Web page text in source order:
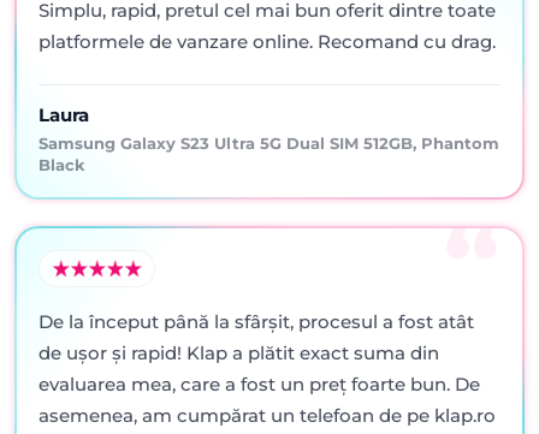
Simplu, rapid, pretul cel mai bun oferit dintre toate
platformele de vanzare online. Recomand cu drag.
Laura
Samsung Galaxy S23 Ultra 5G Dual SIM 512GB, Phantom
Black
De la început până la sfârșit, procesul a fost atât
de ușor și rapid! Klap a plătit exact suma din
evaluarea mea, care a fost un preț foarte bun. De
asemenea, am cumpărat un telefoan de pe klap.ro